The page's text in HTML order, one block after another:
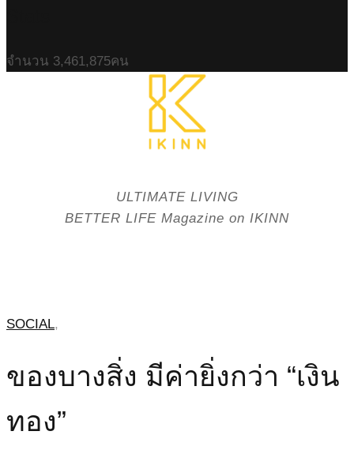
จำนวน 3,461,875คน
ULTIMATE LIVING
BETTER LIFE Magazine on IKINN
SOCIAL,
ของบางสิ่ง มีค่ายิ่งกว่า “เงิน
ทอง”